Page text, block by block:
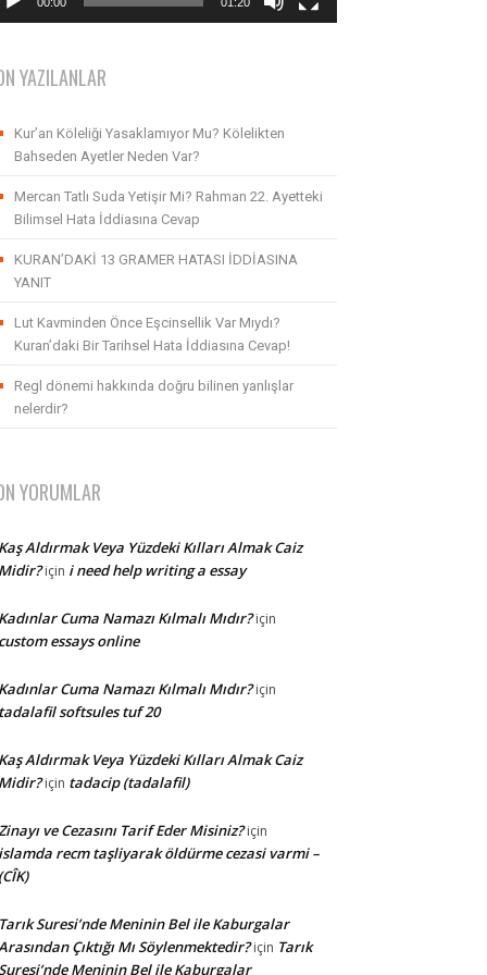
YAZILANLAR
Kur’an Köleliği Yasaklamıyor Mu? Kölelikten
Bahseden Ayetler Neden Var?
Mercan Tatlı Suda Yetişir Mi? Rahman 22. Ayetteki
Bilimsel Hata İddiasına Cevap
KURAN’DAKİ 13 GRAMER HATASI İDDİASINA
YANIT
Lut Kavminden Önce Eşcinsellik Var Mıydı?
Kuran’daki Bir Tarihsel Hata İddiasına Cevap!
Regl dönemi hakkında doğru bilinen yanlışlar
nelerdir?
YORUMLAR
Aldırmak Veya Yüzdeki Kılları Almak Caiz
için i need help writing a essay
Cuma Namazı Kılmalı Mıdır?için
essays online
Cuma Namazı Kılmalı Mıdır?için
softsules tuf 20
Aldırmak Veya Yüzdeki Kılları Almak Caiz
için tadacip (tadalafil)
ve Cezasını Tarif Eder Misiniz?için
recm taşliyarak öldürme cezasi varmi –
Suresi’nde Meninin Bel ile Kaburgalar
Çıktığı Mı Söylenmektedir?için Tarık
Meninin Bel ile Kaburgalar